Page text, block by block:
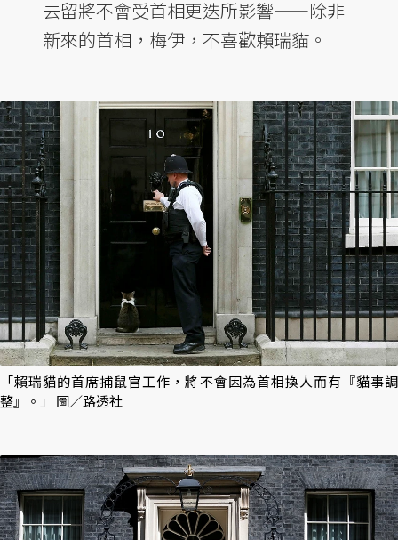
去留將不會受首相更迭所影響——除非
新來的首相，梅伊，不喜歡賴瑞貓。
「賴瑞貓的首席捕鼠官工作，將不會因為首相換人而有『貓事調
整』。」 圖／路透社